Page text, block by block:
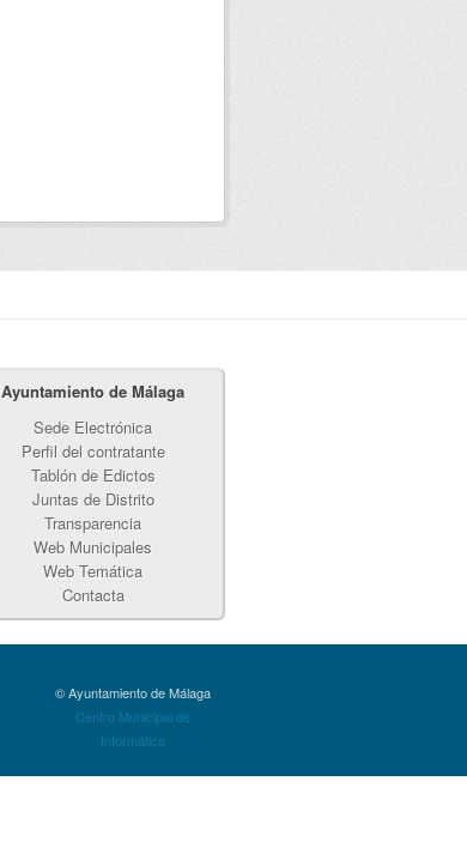
Ayuntamiento de Málaga
Sede Electrónica
Perfil del contratante
Tablón de Edictos
Juntas de Distrito
Transparencia
Web Municipales
Web Temática
Contacta
© Ayuntamiento de Málaga
Centro Municipal de
Informática